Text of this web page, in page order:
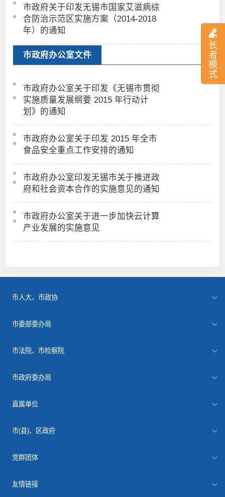
长
者
模
式
市政府关于印发无锡市国家艾滋病综
合防治示范区实施方案（2014-2018
年）的通知
市政府办公室文件
市政府办公室关于印发《无锡市贯彻
实施质量发展纲要 2015 年行动计
划》的通知
市政府办公室关于印发 2015 年全市
食品安全重点工作安排的通知
市政府办公室印发无锡市关于推进政
府和社会资本合作的实施意见的通知
市政府办公室关于进一步加快云计算
产业发展的实施意见
市人大、市政协
市委部委办局
市法院、市检察院
市政府委办局
直属单位
市(县)、区政府
党群团体
友情链接